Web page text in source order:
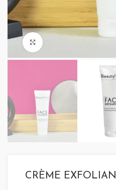
CRÈME